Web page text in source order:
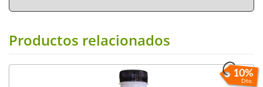
Productos relacionados
10%
Dto.